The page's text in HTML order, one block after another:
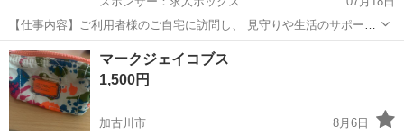
【仕事内容】ご利用者様のご自宅に訪問し、 見守りや生活のサポート
を行う 訪問介護のお仕事です! 未経験から始める方が8割です! 具体的
な内容 ・見守り ・食事介助 ・身の回りの整理整頓 ・洗濯物の片付け
・痰の吸引 ・身体を清潔に...
アルバイト・パート
マークジェイコブス
1,500円
加古川市
8月6日